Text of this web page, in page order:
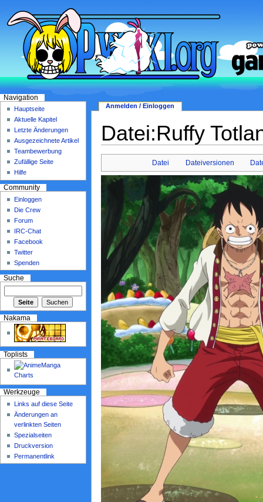
Datei:Ruffy
Datei Dateiversionen
Anmelden / Einloggen
Navigation
Hauptseite
Aktuelle Kapitel
Letzte Änderungen
Ausgezeichnete Artikel
Teambewerbung
Zufällige Seite
Hilfe
Community
Einloggen
Die Crew
Forum
IRC-Chat
Facebook
Twitter
Spenden
Suche
Nakama
Toplists
Werkzeuge
Links auf diese Seite
Änderungen an
verlinkten Seiten
Spezialseiten
Druckversion
Permanentlink